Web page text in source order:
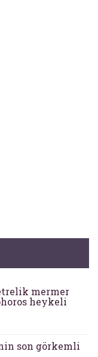
mermer
heykeli
son görkemli